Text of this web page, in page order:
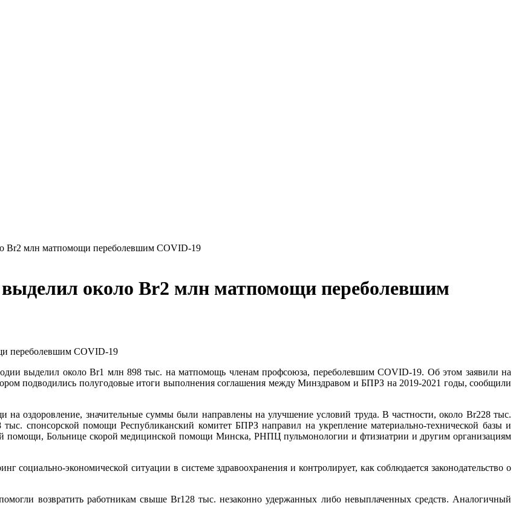
Br2 млн матпомощи переболевшим COVID-19
около Br2 млн матпомощи переболевшим
выделил около Br1 млн 898 тыс. на матпомощь членам профсоюза, переболевшим COVID-19. Об этом заявили на
подводились полугодовые итоги выполнения соглашения между Минздравом и БПРЗ на 2019-2021 годы, сообщили
оздоровление, значительные суммы были направлены на улучшение условий труда. В частности, около Br228 тыс.
спонсорской помощи Республиканский комитет БПРЗ направил на укрепление материально-технической базы и
помощи, Больнице скорой медицинской помощи Минска, РНПЦ пульмонологии и фтизиатрии и другим организациям
социально-экономической ситуации в системе здравоохранения и контролирует, как соблюдается законодательство о
возвратить работникам свыше Br128 тыс. незаконно удержанных либо невыплаченных средств. Аналогичный